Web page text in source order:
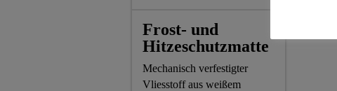
Frost- und
Hitzeschutzmatte
Mechanisch verfestigter
Vliesstoff aus weißem